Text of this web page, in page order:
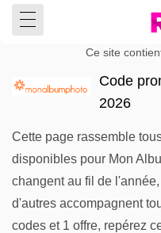
Ce site
Code
2026
Cette page rassemble
disponibles pour Mon
changent au fil de
d'autres accompagnent
codes et 1 offre, repérez